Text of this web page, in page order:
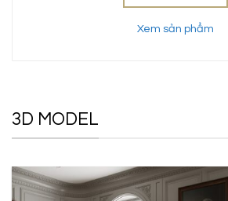
Xem sản phẩm
3D MODEL